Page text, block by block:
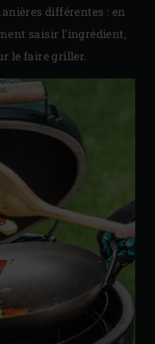
différentes : en
saisir l’ingrédient,
le faire griller.